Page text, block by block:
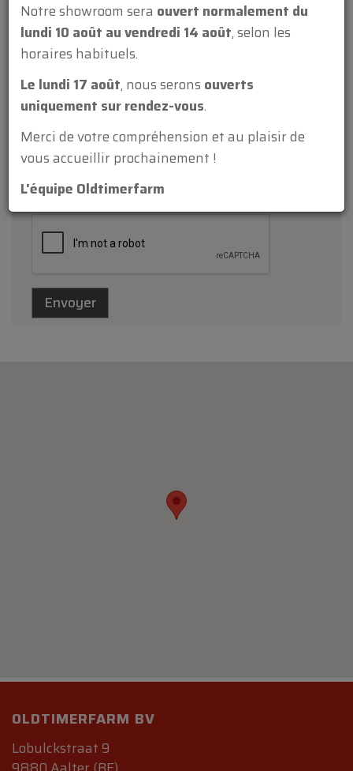
Annexe:
OLDTIMERFARM BV
Lobulckstraat 9
Notre showroom sera ouvert normalement du
lundi 10 août au vendredi 14 août, selon les
horaires habituels.
Le lundi 17 août, nous serons ouverts
uniquement sur rendez-vous.
Merci de votre compréhension et au plaisir de
vous accueillir prochainement !
L'équipe Oldtimerfarm